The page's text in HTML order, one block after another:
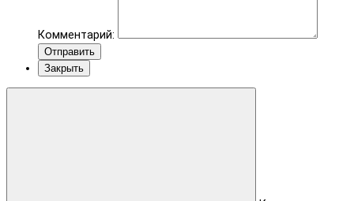
Комментарий:
Отправить
Закрыть